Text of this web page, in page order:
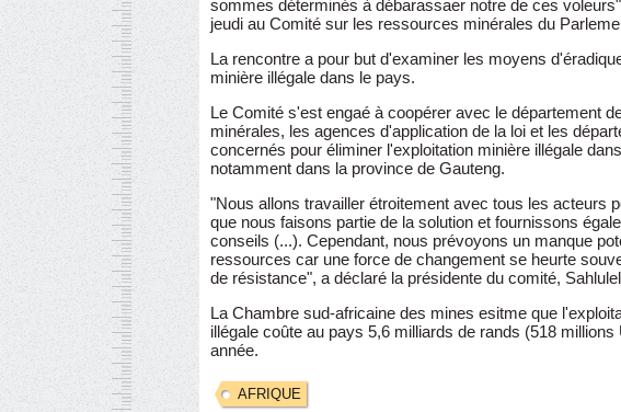
sommes déterminés à débarassaer notre de ces
jeudi au Comité sur les ressources minérales du
La rencontre a pour but d'examiner les moyens
minière illégale dans le pays.
Le Comité s'est engaé à coopérer avec le département
minérales, les agences d'application de la loi et les
concernés pour éliminer l'exploitation minière illégale
notamment dans la province de Gauteng.
"Nous allons travailler étroitement avec tous les acteurs
que nous faisons partie de la solution et fournissons
conseils (...). Cependant, nous prévoyons un manque
ressources car une force de changement se heurte
de résistance", a déclaré la présidente du comité,
La Chambre sud-africaine des mines esitme que
illégale coûte au pays 5,6 milliards de rands (518 millions
année.
AFRIQUE